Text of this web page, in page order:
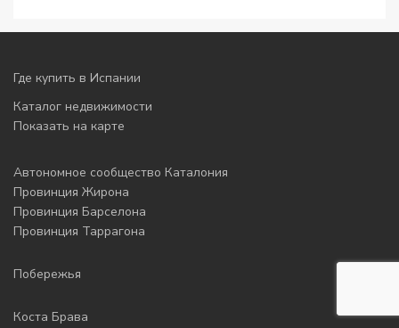
Где купить в Испании
Каталог недвижимости
Показать на карте
Автономное сообщество Каталония
Провинция Жирона
Провинция Барселона
Провинция Таррагона
Побережья
Коста Брава